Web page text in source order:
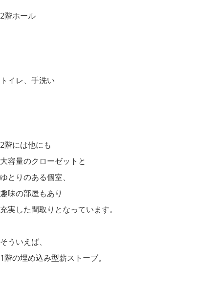
2階ホール
トイレ、手洗い
2階には他にも
大容量のクローゼットと
ゆとりのある個室、
趣味の部屋もあり
充実した間取りとなっています。
そういえば、
1階の埋め込み型薪ストーブ。